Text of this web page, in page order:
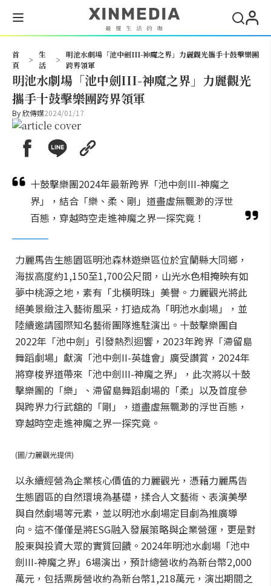
首
頁
>
生
活
>
明池水劇場「池中劍III-神魔之界」力麗觀光攜手十鼓擊樂團
跨界領軍
明池水劇場「池中劍III-神魔之界」力麗觀光
攜手十鼓擊樂團跨界領軍
By欣傳媒2024/01/17
十鼓擊樂團2024年最新跨界「池中劍III-神魔之
界」，結合「樂、柔、剛」道盡虛無飄渺的浮世
百態，穿越時空走進神魔之界一探究竟！
力麗馬告生態園區明池森林遊樂區位於宜蘭縣大同鄉，
海拔高度約1,150至1,700公尺間，山光水色相掩映有如
夢中桃源之地，素有「北橫明珠」美譽。力麗觀光將此
絕美景緻注入藝術風采，打造成為「明池水劇場」，並
陸續邀請國際知名藝術團隊進駐演出。十鼓擊樂團自
2022年「池中劍」引發熱烈迴響，2023年跨界「滯留島
舞蹈劇場」獻演「池中劍II-英雄會」廣受讚賞，2024年
將穿梭界道帶來「池中劍III-神魔之界」，此次將以十鼓
擊樂團的「樂」、滯留島舞蹈劇場的「柔」以及首度參
與跨界力行武舘的「剛」，道盡虛無飄渺的浮世百態，
穿越時空走進神魔之界一探究竟。
(圖/力麗觀光提供)
以永續經營為企業核心價值的力麗觀光，憑藉力麗馬告
生態園區的自然環境為基礎，揉合人文藝術、表演美學
與自然劇場等元素，並以明池水劇場定目劇為推廣導
向。這不僅僅是將ESG融入發展策略與企業營運，更是對
股東與投資大眾的實質回饋。2024年明池水劇場「池中
劍III-神魔之界」6場演出，預計總營收約為新台幣2,000
萬元，包括票房營收約為新台幣1,218萬元，演出期間之